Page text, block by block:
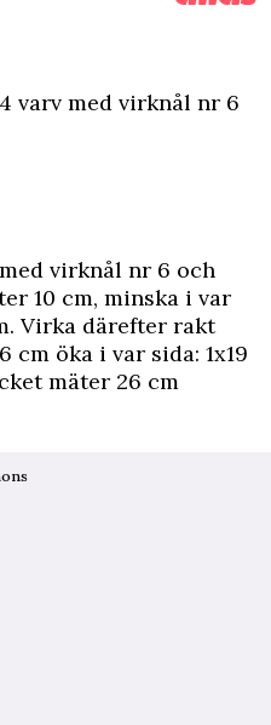
varv med virknål nr 6
virknål nr 6 och
10 cm, minska i var
Virka därefter rakt
cm öka i var sida: 1x19
mäter 26 cm